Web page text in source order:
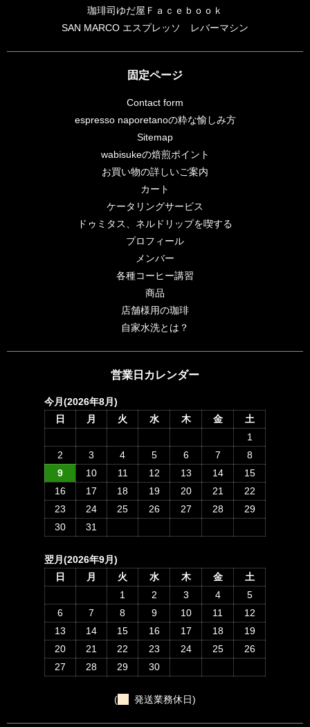
珈琲司ゆだ屋Ｆａｃｅｂｏｏｋ
SAN MARCO エスプレッソ レバーマシン
固定ページ
Contact form
espresso naporetanoの粋な愉しみ方
Sitemap
wabisukeの焙煎ポイント
お買い物の詳しいご案内
カート
ケータリングサービス
ドゥミタス、ネルドリップを喫する
プロフィール
メンバー
各種コーヒー講習
商品
店舗様用の珈琲
自家水洗とは？
営業日カレンダー
今月(2026年8月)
日
月 火 水 木 金
土
1
2
3 4 5 6 7
8
9
10 11 12 13 14
15
16
17 18 19 20 21
22
23
24 25 26 27 28
29
30
31
翌月(2026年9月)
日
月 火 水 木 金
土
1
2 3 4
5
6
7 8 9 10 11
12
13
14 15 16 17 18
19
20
21 22 23 24 25
26
27
28 29 30
( 発送業務休日)